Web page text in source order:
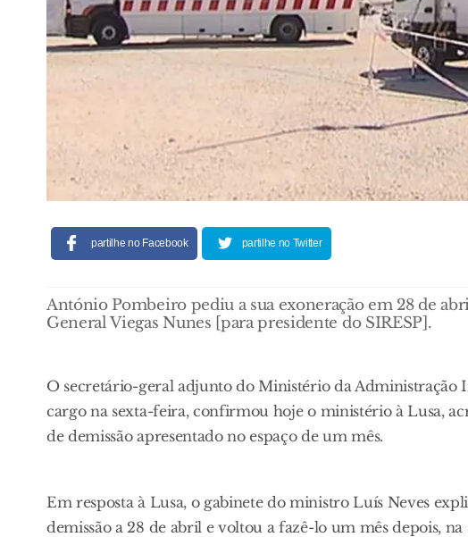
partilhe no Facebook partilhe no Twitter
António Pombeiro pediu a sua exoneração em 28 de
General Viegas Nunes [para presidente do SIRESP].
O secretário-geral adjunto do Ministério da
cargo na sexta-feira, confirmou hoje o ministério à Lusa,
de demissão apresentado no espaço de um mês.
Em resposta à Lusa, o gabinete do ministro Luís Neves
demissão a 28 de abril e voltou a fazê-lo um mês depois,